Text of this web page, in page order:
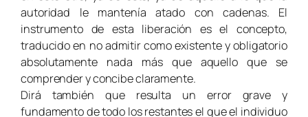
autoridad le mantenía atado con cadenas. El
instrumento de esta liberación es el concepto,
traducido en no admitir como existente y obligatorio
absolutamente nada más que aquello que se
comprender y concibe claramente.
Dirá también que resulta un error grave y
fundamento de todo los restantes el que el individuo